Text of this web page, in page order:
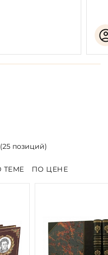
(25позиций)
ТЕМЕ ПО ЦЕНЕ